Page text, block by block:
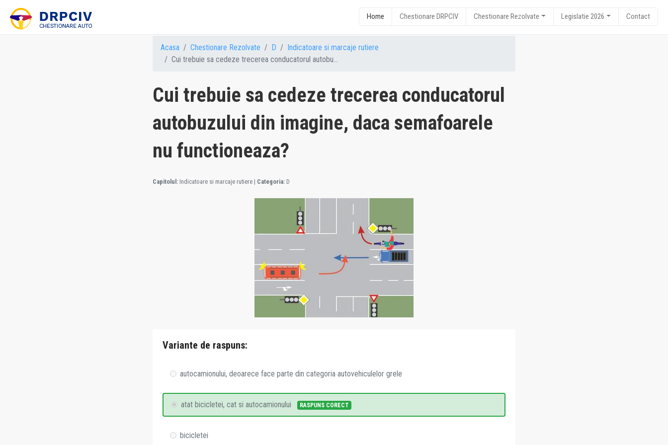
Home Chestionare DRPCIV Chestionare Rezolvate Legislatie 2026 Contact
Acasa Chestionare Rezolvate D
Indicatoare si marcaje rutiere
Cui trebuie sa cedeze trecerea conducatorul autobu...
Cui trebuie sa cedeze trecerea conducatorul
autobuzului din imagine, daca semafoarele
nu functioneaza?
Capitolul: Indicatoare si marcaje rutiere | Categoria: D
Variante de raspuns:
autocamionului, deoarece face parte din categoria autovehiculelor grele
atat bicicletei, cat si autocamionului RASPUNS CORECT
bicicletei